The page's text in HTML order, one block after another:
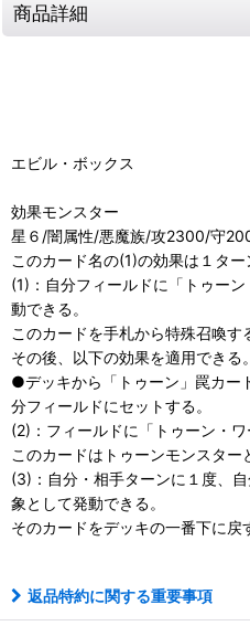
商品詳細
エビル・ボックス
効果モンスター
星６/闇属性/悪魔族/攻2300/守
このカード名の(1)の効果は１ター
(1)：自分フィールドに「トゥー
動できる。
このカードを手札から特殊召喚す
その後、以下の効果を適用できる。
●デッキから「トゥーン」罠カー
分フィールドにセットする。
(2)：フィールドに「トゥーン・ワ
このカードはトゥーンモンスター
(3)：自分・相手ターンに１度、
象として発動できる。
そのカードをデッキの一番下に戻
返品特約に関する重要事項